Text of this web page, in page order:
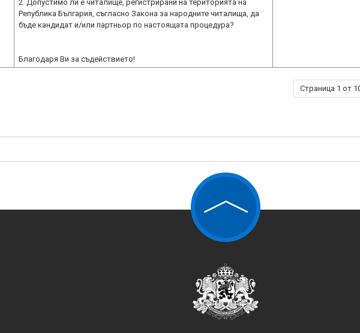
2. Допустимо ли е читалище, регистрирани на територията на
Република България, съгласно Закона за народните читалища, да
бъде кандидат и/или партньор по настоящата процедура?
Благодаря Ви за съдействието!
Страница 1 от